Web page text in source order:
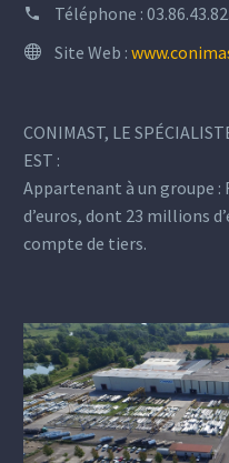
Téléphone :
Site Web :
CONIMAST, LE
EST :
Appartenant à un groupe :
d’euros, dont 23 millions
compte de tiers.